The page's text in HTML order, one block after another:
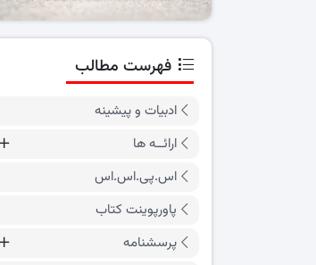
فهرست مطالب
ادبیات و پیشینه
ارائــه ها
اس.پی.اس.اس
پاورپوینت کتاب
پرسشنامه